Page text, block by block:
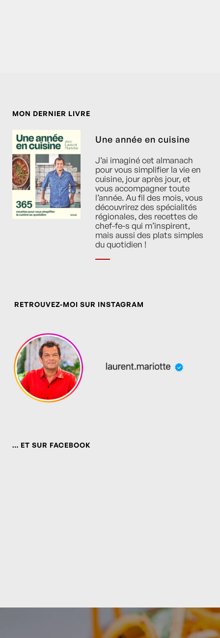
MON DERNIER LIVRE
Une année en cuisine
J’ai imaginé cet almanach
pour vous simplifier la vie en
cuisine, jour après jour, et
vous accompagner toute
l’année. Au fil des mois, vous
découvrirez des spécialités
régionales, des recettes de
chef-fe-s qui m’inspirent,
mais aussi des plats simples
du quotidien !
RETROUVEZ-MOI SUR INSTAGRAM
… ET SUR FACEBOOK